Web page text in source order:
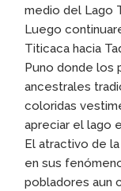
medio del Lago
Luego
Titicaca hacia
Puno donde los
ancestrales
coloridas
apreciar el lago
El atractivo de
en sus
pobladores aun